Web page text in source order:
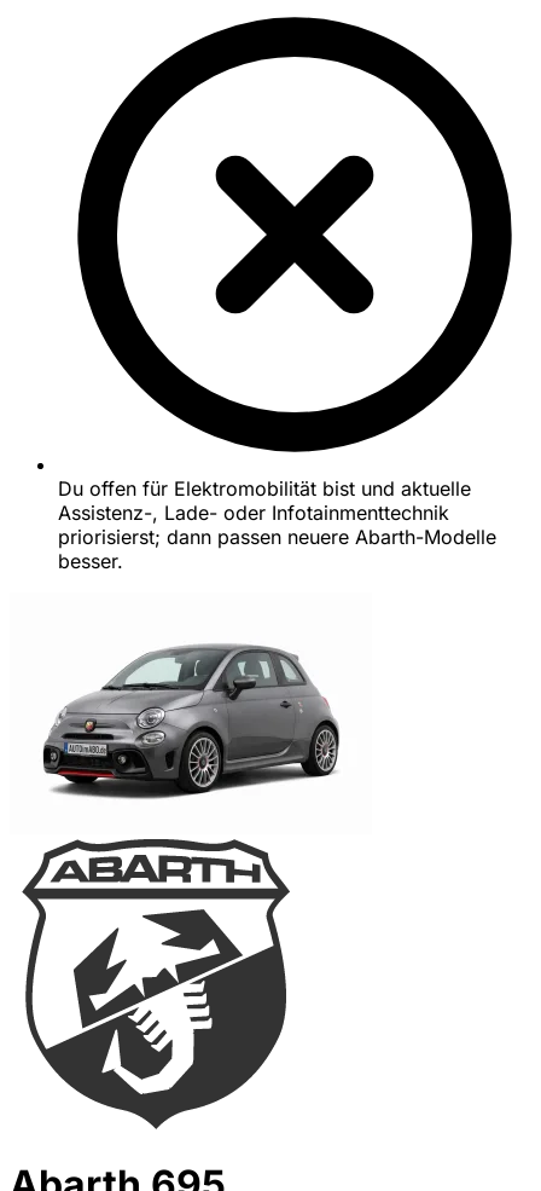
Du offen für Elektromobilität bist und aktuelle
Assistenz-, Lade- oder Infotainmenttechnik
priorisierst; dann passen neuere Abarth-Modelle
besser.